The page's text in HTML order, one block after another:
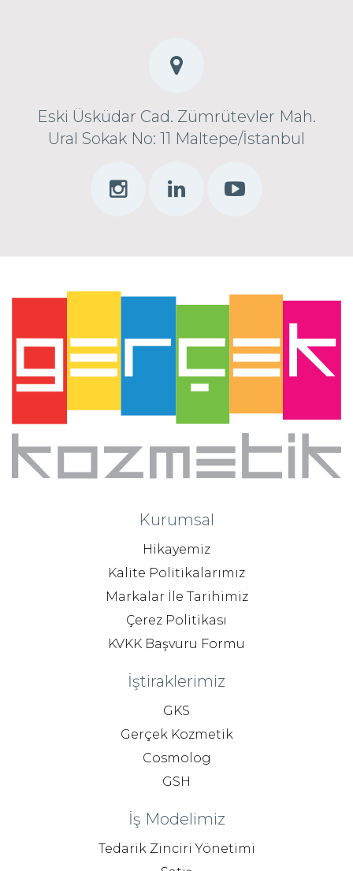
Eski Üsküdar Cad. Zümrütevler Mah.
Ural Sokak No: 11 Maltepe/İstanbul
Kurumsal
Hikayemiz
Kalite Politikalarımız
Markalar İle Tarihimiz
Çerez Politikası
KVKK Başvuru Formu
İştiraklerimiz
GKS
Gerçek Kozmetik
Cosmolog
GSH
İş Modelimiz
Tedarik Zinciri Yönetimi